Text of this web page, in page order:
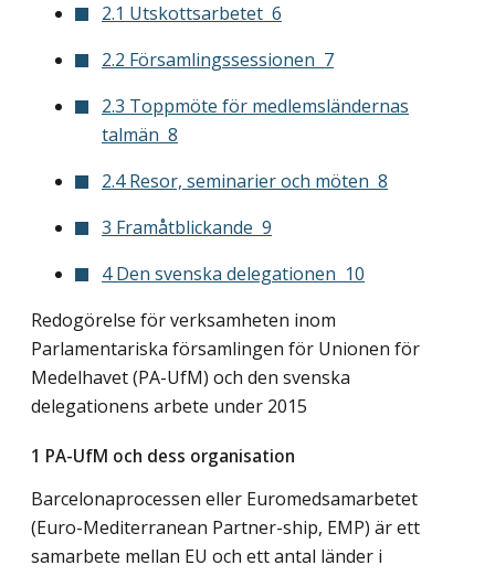
2.1 Utskottsarbetet  6
2.2 Församlingssessionen  7
2.3 Toppmöte för medlemsländernas
talmän  8
2.4 Resor, seminarier och möten  8
3 Framåtblickande  9
4 Den svenska delegationen  10
Redogörelse för verksamheten inom
Parlamentariska församlingen för Unionen för
Medelhavet (PA-UfM) och den svenska
delegationens arbete under 2015
1 PA-UfM och dess organisation
Barcelonaprocessen eller Euromedsamarbetet
(Euro-Mediterranean Partner-ship, EMP) är ett
samarbete mellan EU och ett antal länder i